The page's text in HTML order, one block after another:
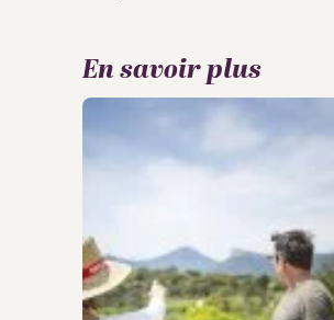
En savoir plus